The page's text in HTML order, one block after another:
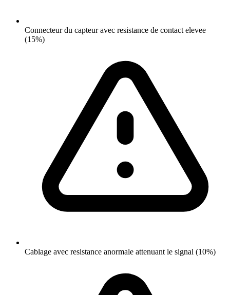
Connecteur du capteur avec resistance de contact elevee
(15%)
Cablage avec resistance anormale attenuant le signal (10%)